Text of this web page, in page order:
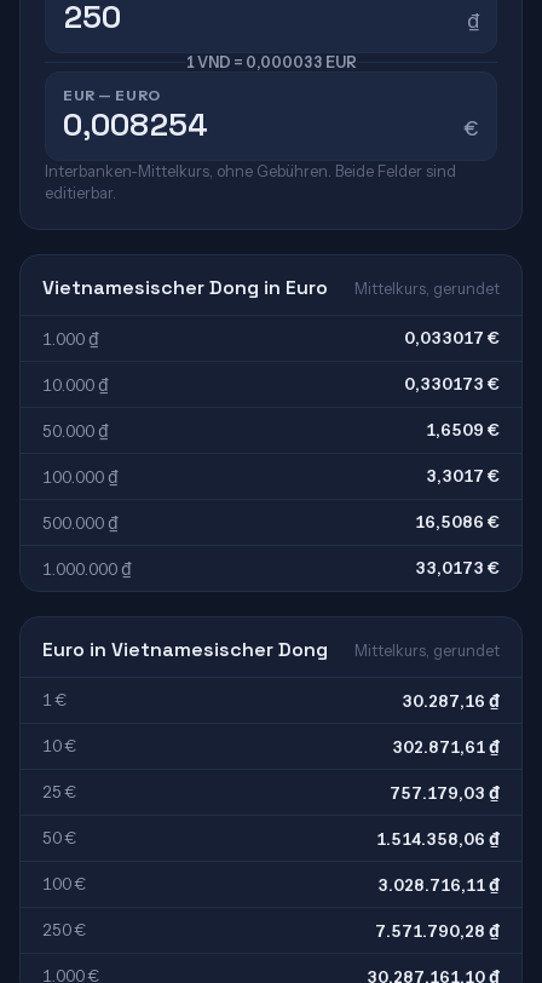
₫
1 VND = 0,000033 EUR
EUR — EURO
€
Interbanken-Mittelkurs, ohne Gebühren. Beide Felder sind
editierbar.
Vietnamesischer Dong in Euro Mittelkurs, gerundet
1.000 ₫ 0,033017 €
10.000 ₫ 0,330173 €
50.000 ₫ 1,6509 €
100.000 ₫ 3,3017 €
500.000 ₫ 16,5086 €
1.000.000 ₫ 33,0173 €
Euro in Vietnamesischer Dong Mittelkurs, gerundet
1 € 30.287,16 ₫
10 € 302.871,61 ₫
25 € 757.179,03 ₫
50 € 1.514.358,06 ₫
100 € 3.028.716,11 ₫
250 € 7.571.790,28 ₫
1.000 € 30.287.161,10 ₫